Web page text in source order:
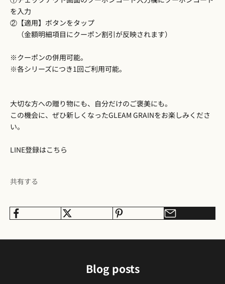
を入力
②【適用】ボタンをタップ
（金額明細項目にクーポン割引が反映されます）
※クーポンの併用可能。
※各シリーズにつき1回ご利用可能。
大切な方への贈り物にも、自分だけのご褒美にも。
この機会に、ぜひ新しくなったGLEAM GRAINをお楽しみくださ
い。
LINE登録はこちら
共有する
Blog posts